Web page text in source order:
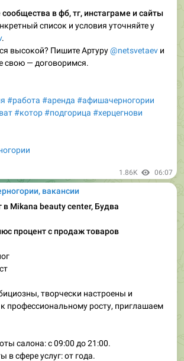
сообщества в фб, тг, инстаграме и сайты
список и условия уточняйте у
.
высокой? Пишите Артуру@netsvetaev и
свою — договоримся.
#работа #аренда #афишачерногории
#котор#подгорица #херцегнови
1.86K 06:07
вакансии
в Mikana beauty center, Будва
процент с продаж товаров
творчески настроены и
к профессиональному росту, приглашаем
салона: с 09:00 до 21:00.
в сфере услуг: от года.